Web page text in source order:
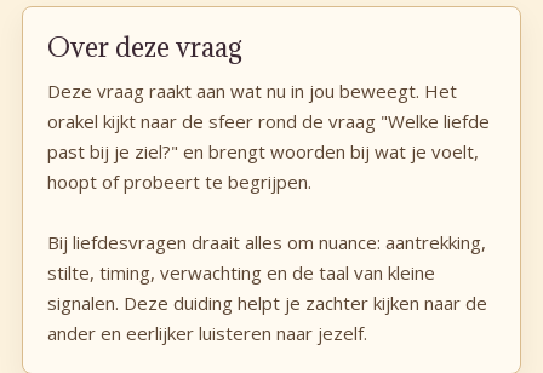
Over deze vraag
Deze vraag raakt aan wat nu in jou beweegt. Het
orakel kijkt naar de sfeer rond de vraag "Welke liefde
past bij je ziel?" en brengt woorden bij wat je voelt,
hoopt of probeert te begrijpen.
Bij liefdesvragen draait alles om nuance: aantrekking,
stilte, timing, verwachting en de taal van kleine
signalen. Deze duiding helpt je zachter kijken naar de
ander en eerlijker luisteren naar jezelf.